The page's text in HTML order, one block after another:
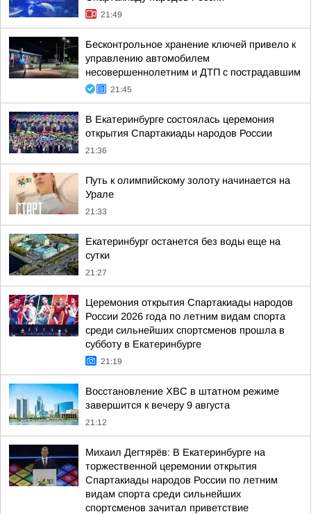
21:49
Бесконтрольное хранение ключей привело к
управлению автомобилем
несовершеннолетним и ДТП с пострадавшим
21:45
В Екатеринбурге состоялась церемония
открытия Спартакиады народов России
21:36
Путь к олимпийскому золоту начинается на
Урале
21:33
Екатеринбург останется без воды еще на
сутки
21:27
Церемония открытия Спартакиады народов
России 2026 года по летним видам спорта
среди сильнейших спортсменов прошла в
субботу в Екатеринбурге
21:19
Восстановление ХВС в штатном режиме
завершится к вечеру 9 августа
21:12
Михаил Дегтярёв: В Екатеринбурге на
торжественной церемонии открытия
Спартакиады народов России по летним
видам спорта среди сильнейших
спортсменов зачитал приветствие